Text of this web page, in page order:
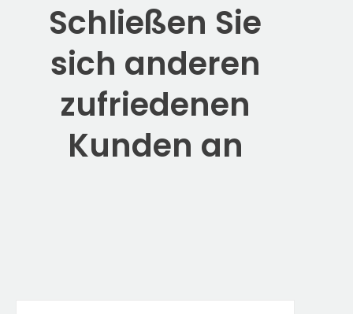
Schließen Sie
sich anderen
zufriedenen
Kunden an